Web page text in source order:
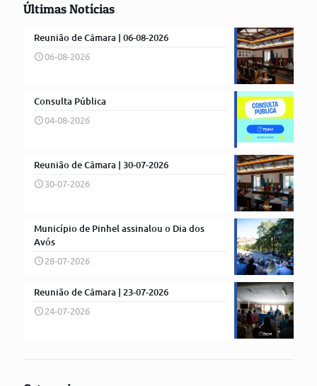
Últimas Notícias
Reunião de Câmara | 06-08-2026
06-08-2026
Consulta Pública
04-08-2026
Reunião de Câmara | 30-07-2026
30-07-2026
Município de Pinhel assinalou o Dia dos
Avós
28-07-2026
Reunião de Câmara | 23-07-2026
24-07-2026